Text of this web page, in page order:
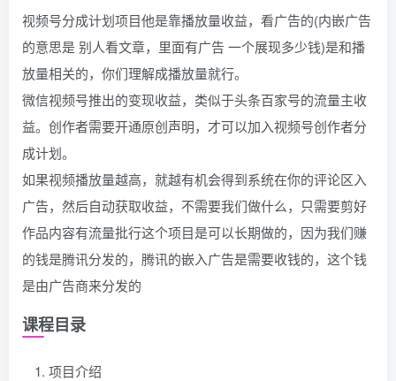
视频号分成计划项目他是靠播放量收益，看广告的(内嵌广告
的意思是 别人看文章，里面有广告 一个展现多少钱)是和播
放量相关的，你们理解成播放量就行。
微信视频号推出的变现收益，类似于头条百家号的流量主收
益。创作者需要开通原创声明，才可以加入视频号创作者分
成计划。
如果视频播放量越高，就越有机会得到系统在你的评论区入
广告，然后自动获取收益，不需要我们做什么，只需要剪好
作品内容有流量批行这个项目是可以长期做的，因为我们赚
的钱是腾讯分发的，腾讯的嵌入广告是需要收钱的，这个钱
是由广告商来分发的
课程目录
项目介绍